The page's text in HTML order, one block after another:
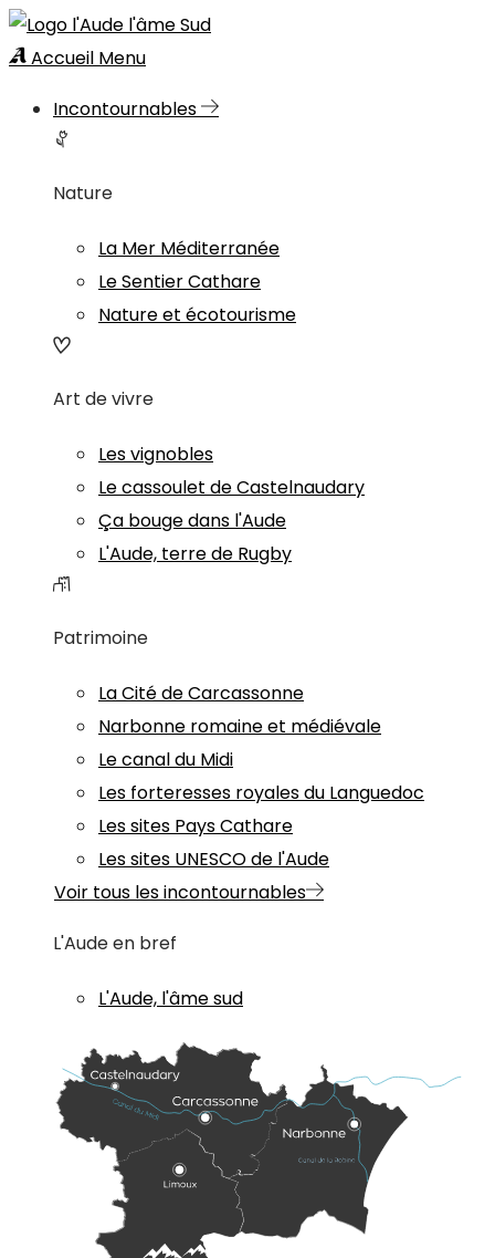
Accueil Menu
Incontournables
Nature
La Mer Méditerranée
Le Sentier Cathare
Nature et écotourisme
Art de vivre
Les vignobles
Le cassoulet de Castelnaudary
Ça bouge dans l'Aude
L'Aude, terre de Rugby
Patrimoine
La Cité de Carcassonne
Narbonne romaine et médiévale
Le canal du Midi
Les forteresses royales du Languedoc
Les sites Pays Cathare
Les sites UNESCO de l'Aude
Voir tous les incontournables
L'Aude en bref
L'Aude, l'âme sud